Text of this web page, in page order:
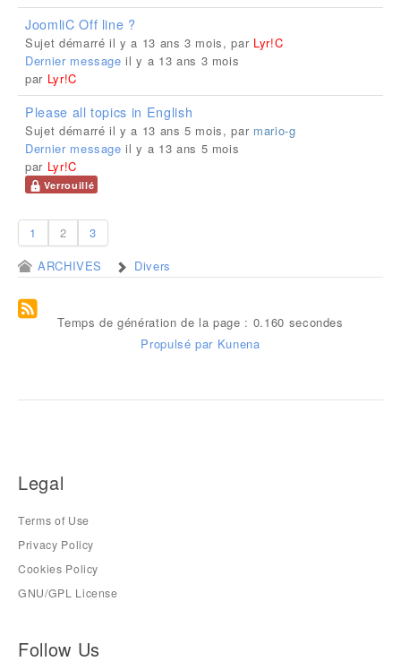
JoomliC Off line ?
Sujet démarré il y a 13 ans 3 mois, par Lyr!C
Dernier message il y a 13 ans 3 mois
par Lyr!C
Please all topics in English
Sujet démarré il y a 13 ans 5 mois, par mario-g
Dernier message il y a 13 ans 5 mois
par Lyr!C
Verrouillé
1 2
3
ARCHIVES
Divers
Temps de génération de la page : 0.160 secondes
Propulsé par Kunena
Legal
Terms of Use
Privacy Policy
Cookies Policy
GNU/GPL License
Follow Us